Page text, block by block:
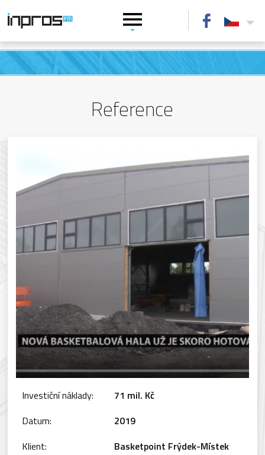
Reference
Investiční náklady:
71 mil. Kč
Datum:
2019
Klient:
Basketpoint Frýdek-Místek